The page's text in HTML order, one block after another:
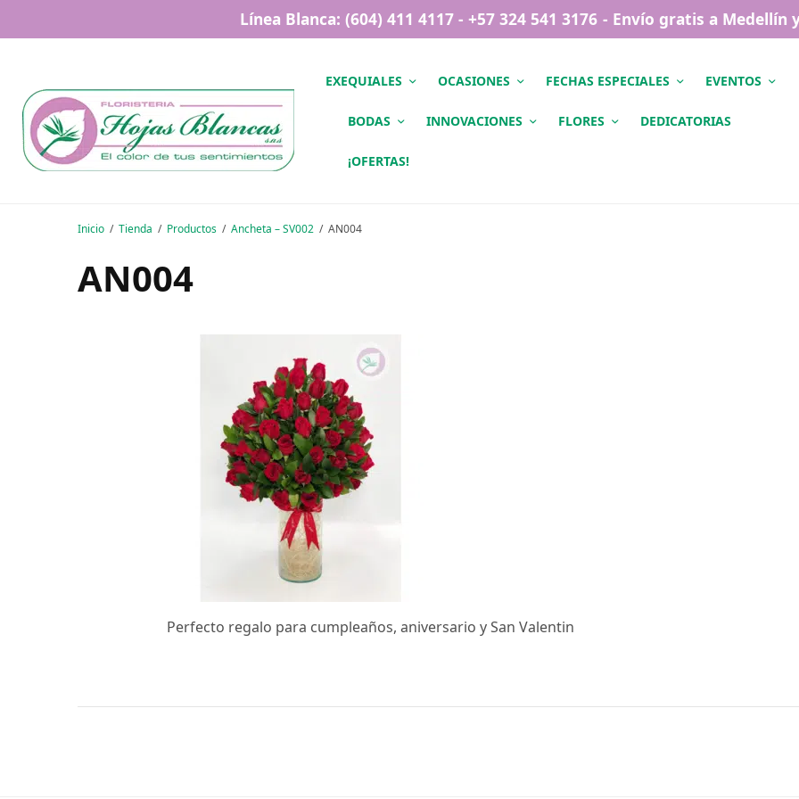
Línea Blanca: (604) 411 4117 - +57 324 541 3176 - Envío gratis a
EXEQUIALES OCASIONES FECHAS ESPECIALES EVENTOS
BODAS INNOVACIONES FLORES DEDICATORIAS
¡OFERTAS!
Inicio Tienda Productos Ancheta – SV002 AN004
AN004
Perfecto regalo para cumpleaños, aniversario y San Valentin